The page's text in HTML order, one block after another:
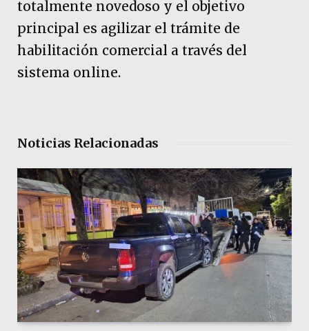
totalmente novedoso y el objetivo
principal es agilizar el trámite de
habilitación comercial a través del
sistema online.
Noticias Relacionadas